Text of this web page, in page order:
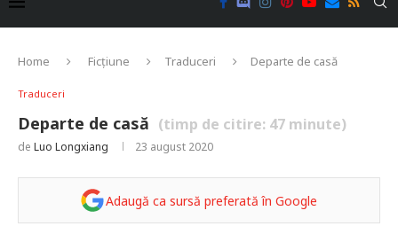
Home Ficțiune Traduceri Departe de casă
Traduceri
Departe de casă (timp de citire: 47 minute)
de Luo Longxiang 23 august 2020
Adaugă ca sursă preferată în Google